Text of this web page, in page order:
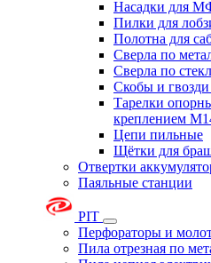
Насадки для
Пилки для
Полотна для
Сверла по
Сверла по
Скобы и гвозди
Тарелки
креплением
Цепи пильные
Щётки для
Отвертки
Паяльные станции
PIT
Перфораторы и
Пила отрезная по